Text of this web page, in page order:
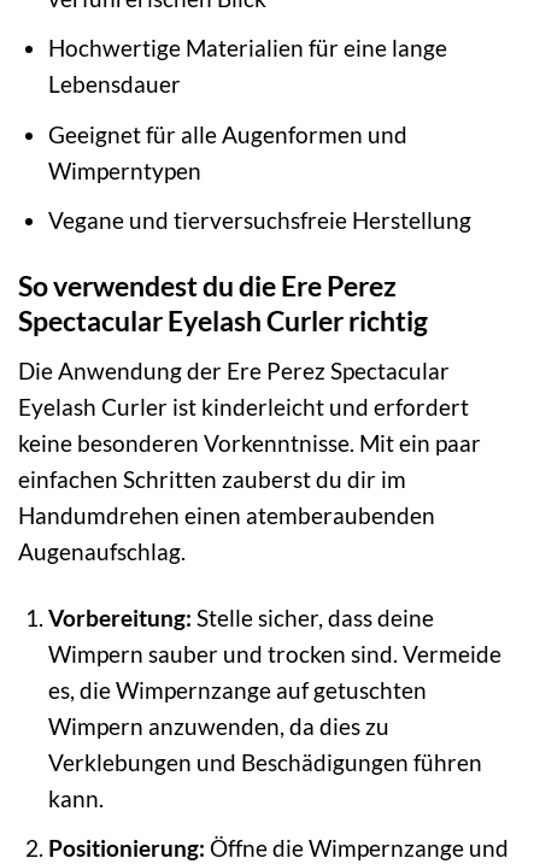
Hochwertige Materialien für eine lange
Lebensdauer
Geeignet für alle Augenformen und
Wimperntypen
Vegane und tierversuchsfreie Herstellung
So verwendest du die Ere Perez
Spectacular Eyelash Curler richtig
Die Anwendung der Ere Perez Spectacular
Eyelash Curler ist kinderleicht und erfordert
keine besonderen Vorkenntnisse. Mit ein paar
einfachen Schritten zauberst du dir im
Handumdrehen einen atemberaubenden
Augenaufschlag.
Vorbereitung: Stelle sicher, dass deine
Wimpern sauber und trocken sind. Vermeide
es, die Wimpernzange auf getuschten
Wimpern anzuwenden, da dies zu
Verklebungen und Beschädigungen führen
kann.
Positionierung: Öffne die Wimpernzange und